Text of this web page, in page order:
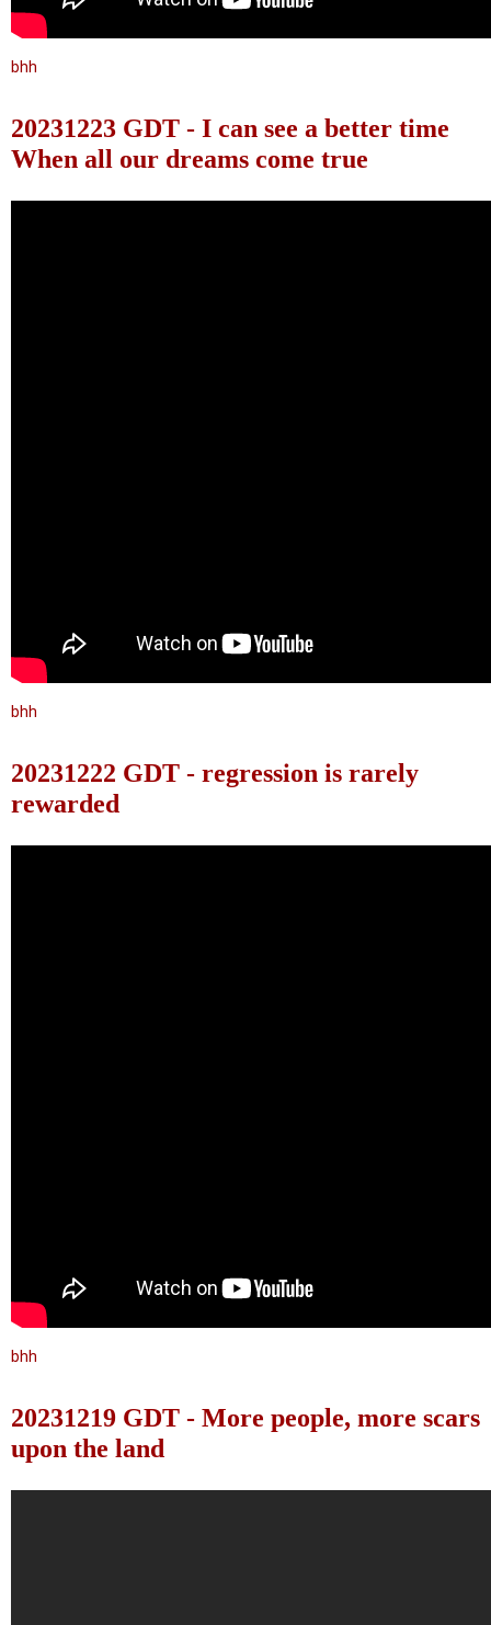
bhh
20231223 GDT - I can see a better time
When all our dreams come true
bhh
20231222 GDT - regression is rarely
rewarded
bhh
20231219 GDT - More people, more scars
upon the land